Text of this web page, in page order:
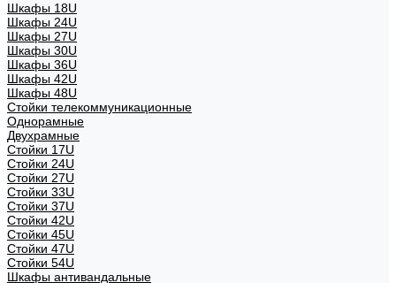
Шкафы 18U
Шкафы 24U
Шкафы 27U
Шкафы 30U
Шкафы 36U
Шкафы 42U
Шкафы 48U
Стойки телекоммуникационные
Однорамные
Двухрамные
Стойки 17U
Стойки 24U
Стойки 27U
Стойки 33U
Стойки 37U
Стойки 42U
Стойки 45U
Стойки 47U
Стойки 54U
Шкафы антивандальные